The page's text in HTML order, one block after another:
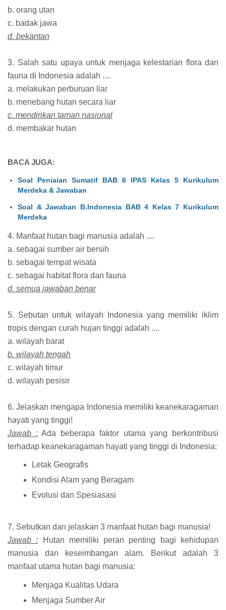
b. orang utan
c. badak jawa
d. bekantan
3. Salah satu upaya untuk menjaga kelestarian flora dan
fauna di Indonesia adalah ....
a. melakukan perburuan liar
b. menebang hutan secara liar
c. mendirikan taman nasional
d. membakar hutan
BACA JUGA:
Soal Peniaian Sumatif BAB 6 IPAS Kelas 5 Kurikulum
Merdeka & Jawaban
Soal & Jawaban B.Indonesia BAB 4 Kelas 7 Kurikulum
Merdeka
4. Manfaat hutan bagi manusia adalah ....
a. sebagai sumber air bersih
b. sebagai tempat wisata
c. sebagai habitat flora dan fauna
d. semua jawaban benar
5. Sebutan untuk wilayah Indonesia yang memiliki iklim
tropis dengan curah hujan tinggi adalah ....
a. wilayah barat
b. wilayah tengah
c. wilayah timur
d. wilayah pesisir
6. Jelaskan mengapa Indonesia memiliki keanekaragaman
hayati yang tinggi!
Jawab :Ada beberapa faktor utama yang berkontribusi
terhadap keanekaragaman hayati yang tinggi di Indonesia:
Letak Geografis
Kondisi Alam yang Beragam
Evolusi dan Spesiasasi
7. Sebutkan dan jelaskan 3 manfaat hutan bagi manusia!
Jawab : Hutan memiliki peran penting bagi kehidupan
manusia dan keseimbangan alam. Berikut adalah 3
manfaat utama hutan bagi manusia:
Menjaga Kualitas Udara
Menjaga Sumber Air